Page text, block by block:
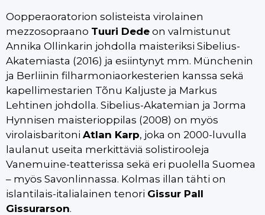
Oopperaoratorion solisteista virolainen
mezzosopraano Tuuri Dede on valmistunut
Annika Ollinkarin johdolla maisteriksi Sibelius-
Akatemiasta (2016) ja esiintynyt mm. Münchenin
ja Berliinin filharmoniaorkesterien kanssa sekä
kapellimestarien Tõnu Kaljuste ja Markus
Lehtinen johdolla. Sibelius-Akatemian ja Jorma
Hynnisen maisterioppilas (2008) on myös
virolaisbaritoni Atlan Karp, joka on 2000-luvulla
laulanut useita merkittäviä solistirooleja
Vanemuine-teatterissa sekä eri puolella Suomea
– myös Savonlinnassa. Kolmas illan tähti on
islantilais-italialainen tenori Gissur Pall
Gissurarson.